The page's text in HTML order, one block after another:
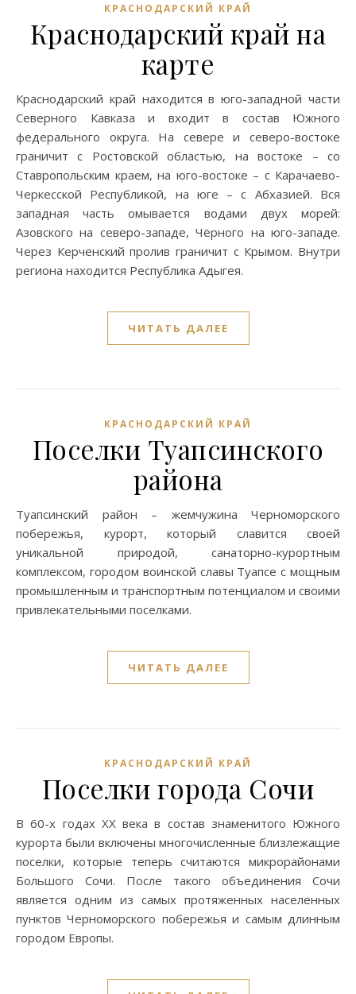
КРАСНОДАРСКИЙ КРАЙ
Краснодарский край на
карте
Краснодарский край находится в юго-западной части
Северного Кавказа и входит в состав Южного
федерального округа. На севере и северо-востоке
граничит с Ростовской областью, на востоке – со
Ставропольским краем, на юго-востоке – с Карачаево-
Черкесской Республикой, на юге – с Абхазией. Вся
западная часть омывается водами двух морей:
Азовского на северо-западе, Чёрного на юго-западе.
Через Керченский пролив граничит с Крымом. Внутри
региона находится Республика Адыгея.
ЧИТАТЬ ДАЛЕЕ
КРАСНОДАРСКИЙ КРАЙ
Поселки Туапсинского
района
Туапсинский район – жемчужина Черноморского
побережья, курорт, который славится своей
уникальной природой, санаторно-курортным
комплексом, городом воинской славы Туапсе с мощным
промышленным и транспортным потенциалом и своими
привлекательными поселками.
ЧИТАТЬ ДАЛЕЕ
КРАСНОДАРСКИЙ КРАЙ
Поселки города Сочи
В 60-х годах XX века в состав знаменитого Южного
курорта были включены многочисленные близлежащие
поселки, которые теперь считаются микрорайонами
Большого Сочи. После такого объединения Сочи
является одним из самых протяженных населенных
пунктов Черноморского побережья и самым длинным
городом Европы.